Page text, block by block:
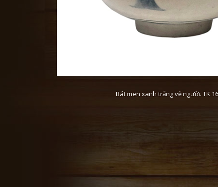
Bát men xanh trắng vẽ người. TK